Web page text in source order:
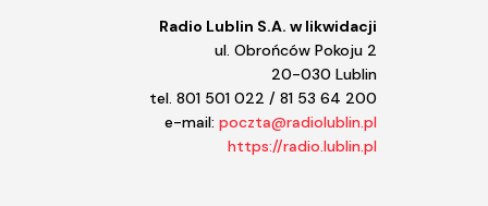
Radio Lublin S.A. w likwidacji
ul. Obrońców Pokoju 2
20-030 Lublin
tel. 801 501 022 / 81 53 64 200
e-mail: poczta@radiolublin.pl
https://radio.lublin.pl